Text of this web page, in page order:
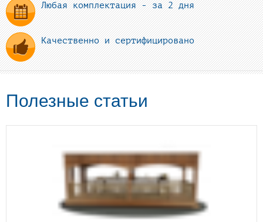
Любая комплектация - за 2 дня
Качественно и сертифицировано
Полезные статьи